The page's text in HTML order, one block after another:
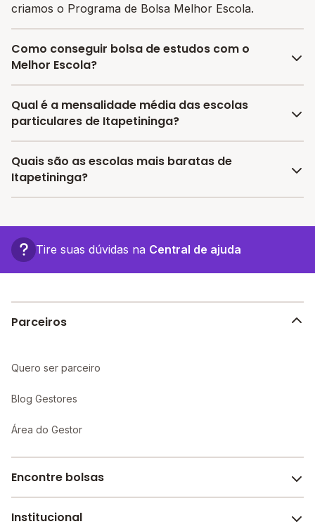
criamos o Programa de Bolsa Melhor Escola.
Como conseguir bolsa de estudos com o
Melhor Escola?
O programa de bolsa do Melhor Escola disponibiliza
vagas com até 80% de desconto nas mensalidades.
matrícula no site.
Qual é a mensalidade média das escolas
particulares de Itapetininga?
A média da mensalidade em Itapetininga é de
R$ 736,89 reais, sendo a mensalidade mais barata
Quais são as escolas mais baratas de
Itapetininga?
confira a lista aqui.
Tire suas dúvidas na Central de ajuda
Parceiros
Quero ser parceiro
Blog Gestores
Área do Gestor
Encontre bolsas
Institucional